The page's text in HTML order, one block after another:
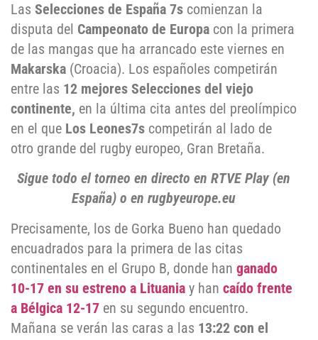
Las Selecciones de España 7s comienzan la
disputa del Campeonato de Europa con la primera
de las mangas que ha arrancado este viernes en
Makarska (Croacia). Los españoles competirán
entre las 12 mejores Selecciones del viejo
continente, en la última cita antes del preolímpico
en el que Los Leones7s competirán al lado de
otro grande del rugby europeo, Gran Bretaña.
Sigue todo el torneo en directo en RTVE Play (en
España) o en rugbyeurope.eu
Precisamente, los de Gorka Bueno han quedado
encuadrados para la primera de las citas
continentales en el Grupo B, donde han ganado
10-17 en su estreno a Lituania y han caído frente
a Bélgica 12-17 en su segundo encuentro.
Mañana se verán las caras a las 13:22 con el